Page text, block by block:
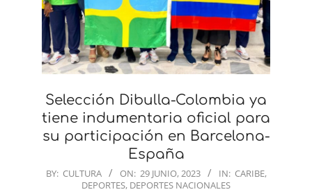
Selección Dibulla-Colombia ya
tiene indumentaria oficial para
su participación en Barcelona-
España
2023-
BY: CULTURA ON: 29 JUNIO, 2023 IN: CARIBE,
DEPORTES, DEPORTES NACIONALES